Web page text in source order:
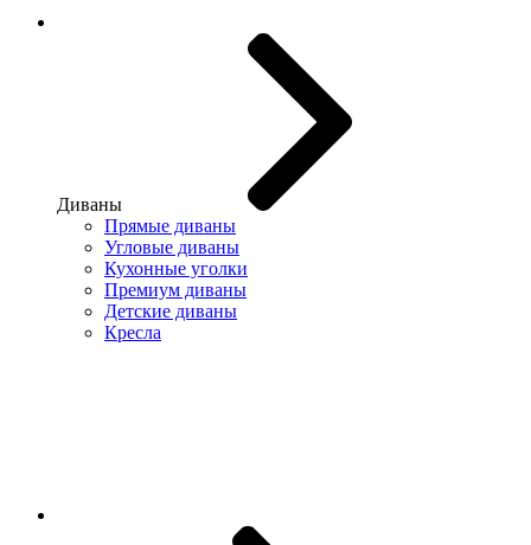
Диваны
Прямые диваны
Угловые диваны
Кухонные уголки
Премиум диваны
Детские диваны
Кресла